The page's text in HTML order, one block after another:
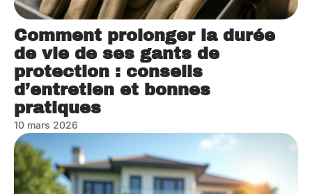
Comment prolonger la durée
de vie de ses gants de
protection : conseils
d’entretien et bonnes
pratiques
10 mars 2026